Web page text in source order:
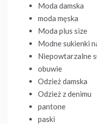
Moda damska
moda męska
Moda plus size
Modne sukienki
Niepowtarzalne
obuwie
Odzież damska
Odzież z denimu
pantone
paski